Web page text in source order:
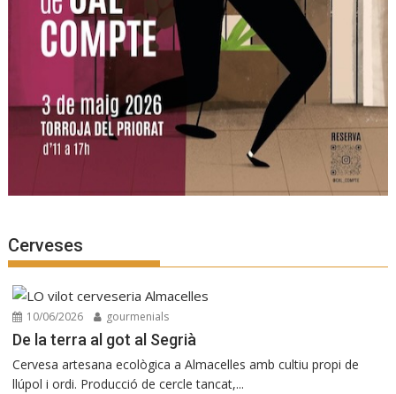
Cerveses
10/06/2026 gourmenials
De la terra al got al Segrià
Cervesa artesana ecològica a Almacelles amb cultiu propi de
llúpol i ordi. Producció de cercle tancat,...